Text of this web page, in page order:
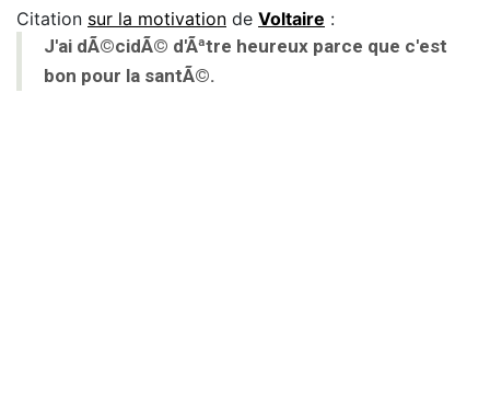
Citation sur la motivation de Voltaire :
J'ai dÃ©cidÃ© d'Ãªtre heureux parce que c'est
bon pour la santÃ©.